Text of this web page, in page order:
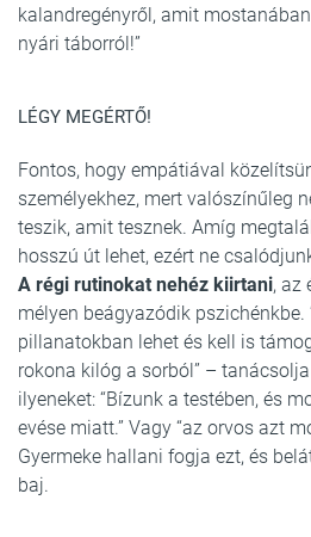
kalandregényről, amit
nyári táborról!”
LÉGY MEGÉRTŐ!
Fontos, hogy empátiával
személyekhez, mert valószínűleg
teszik, amit tesznek. Amíg
hosszú út lehet, ezért ne
A régi rutinokat nehéz kiirtani, az
mélyen beágyazódik pszichénkbe.
pillanatokban lehet és kell is
rokona kilóg a sorból” –
ilyeneket: “Bízunk a testében, és
evése miatt.” Vagy “az orvos azt
Gyermeke hallani fogja ezt, és
baj.